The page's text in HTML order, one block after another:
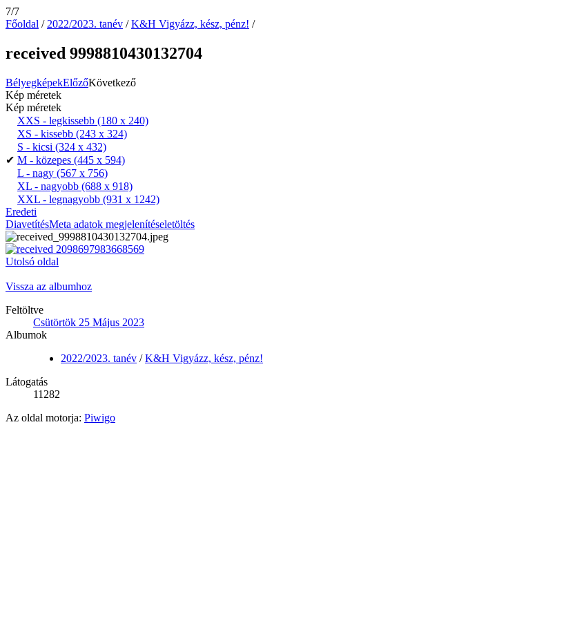
7/7
Főoldal / 2022/2023. tanév /K&H Vigyázz, kész, pénz! /
received 9998810430132704
BélyegképekElőzőKövetkező
Kép méretek
Kép méretek
XXS - legkissebb (180 x 240)
XS - kissebb (243 x 324)
S - kicsi (324 x 432)
✔ M - közepes (445 x 594)
L - nagy (567 x 756)
XL - nagyobb (688 x 918)
XXL - legnagyobb (931 x 1242)
Eredeti
DiavetítésMeta adatok megjelenítéseletöltés
Utolsó oldal
Vissza az albumhoz
Feltöltve
Csütörtök 25 Május 2023
Albumok
2022/2023. tanév /K&H Vigyázz, kész, pénz!
Látogatás
11282
Az oldal motorja: Piwigo